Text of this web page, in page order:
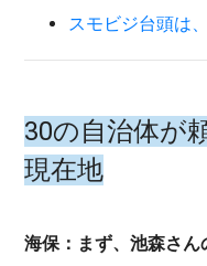
スモビジ台頭は
30の自治体が
現在地
海保：まず、池森さ